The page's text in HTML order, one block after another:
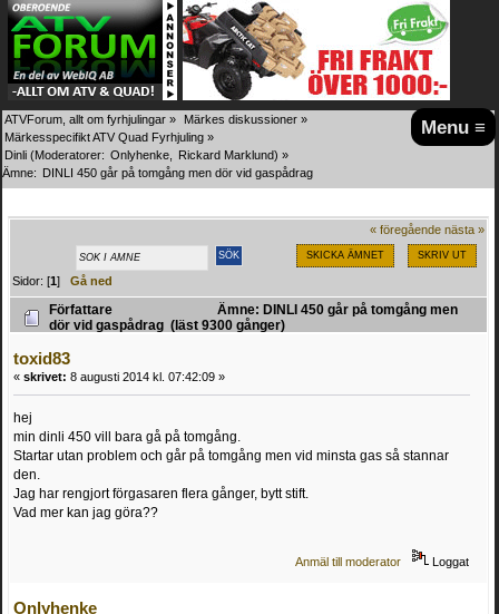
Menu ≡
ATVForum, allt om fyrhjulingar » Märkes diskussioner »
Märkesspecifikt ATV Quad Fyrhjuling »
Dinli (Moderatorer: Onlyhenke Rickard Marklund) »
Ämne: DINLI 450 går på tomgång men dör vid gaspådrag
« föregående nästa »
SKICKA ÄMNET SKRIV UT
Sidor: [1]Gå ned
Författare
Ämne: DINLI 450 går på tomgång men
dör vid gaspådrag (läst 9300 gånger)
toxid83
« skrivet: 8 augusti 2014 kl. 07:42:09 »
hej
min dinli 450 vill bara gå på tomgång.
Startar utan problem och går på tomgång men vid minsta gas så stannar
den.
Jag har rengjort förgasaren flera gånger, bytt stift.
Vad mer kan jag göra??
Anmäl till moderator Loggat
Onlyhenke